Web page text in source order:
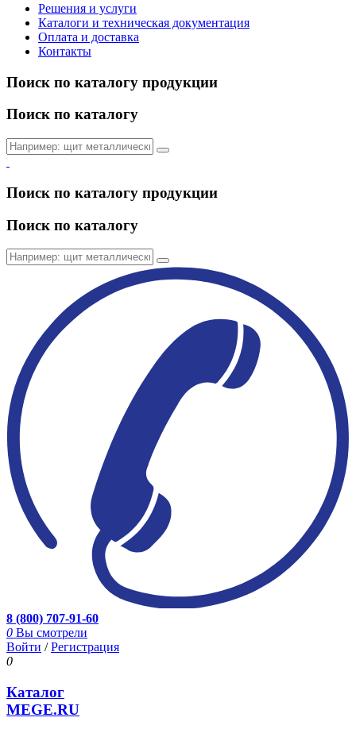
Решения и услуги
Каталоги и техническая документация
Оплата и доставка
Контакты
Поиск по каталогу продукции
Поиск по каталогу
Поиск по каталогу продукции
Поиск по каталогу
8 (800) 707-91-60
0 Вы смотрели
Войти /Регистрация
0
Каталог
MEGE.RU